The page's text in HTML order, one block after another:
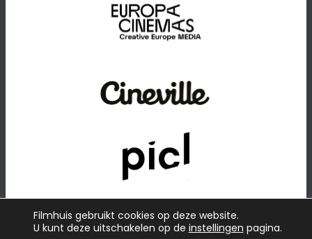
© 2026·Website doorRaadhuis Privacybeleid
Filmhuis gebruikt cookies op deze website.
U kunt deze uitschakelen op de instellingen pagina.